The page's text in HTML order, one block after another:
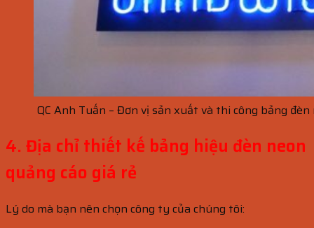
QC Anh Tuấn – Đơn vị sản xuất và thi công bảng
4. Địa chỉ thiết kế bảng hiệu đèn neon
quảng cáo giá rẻ
Lý do mà bạn nên chọn công ty của chúng tôi: